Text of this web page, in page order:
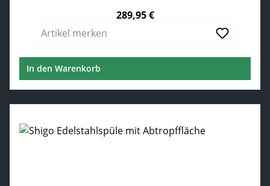
289,95 €
Artikel merken
In den Warenkorb